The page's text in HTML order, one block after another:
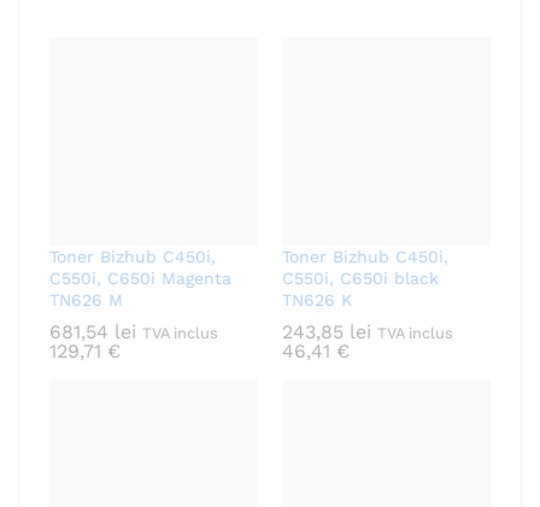
Toner Bizhub C450i,
C550i, C650i Magenta
TN626 M
681,54 lei TVA inclus
129,71 €
Toner Bizhub C450i,
C550i, C650i black
TN626 K
243,85 lei TVA inclus
46,41 €